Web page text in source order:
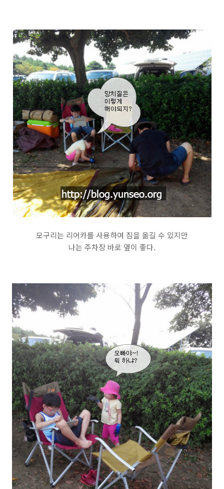
모구리는 리어카를 사용하여 짐을 옮길 수 있지만
나는 주차장 바로 옆이 좋다.